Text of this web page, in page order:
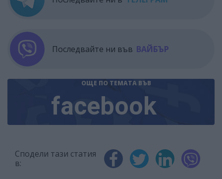
Последвайте ни във ВАЙБЪР
ОЩЕ ПО ТЕМАТА ВЪВ
facebook
Сподели тази статия
в: